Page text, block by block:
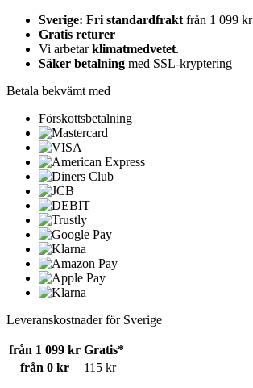
Sverige: Fri standardfrakt från 1 099 kr
Gratis returer
Vi arbetarklimatmedvetet.
Säker betalning med SSL-kryptering
Betala bekvämt med
Förskottsbetalning
Leveranskostnader för Sverige
från 1 099 kr Gratis*
från 0 kr
115 kr